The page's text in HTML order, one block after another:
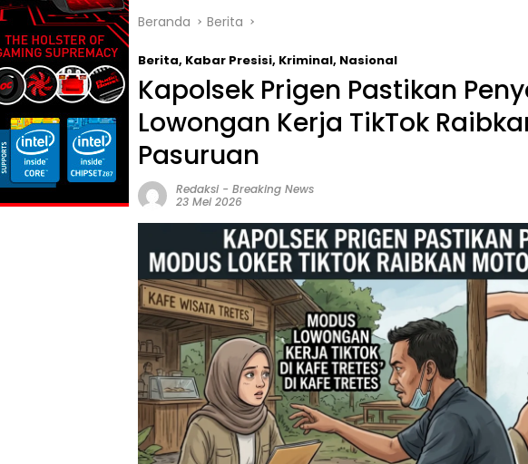
Beranda Berita
Berita, Kabar Presisi, Kriminal, Nasional
‎Kapolsek Prigen Pastikan
Lowongan Kerja TikTok
Pasuruan ‎
Redaksi- Breaking News
23 Mei 2026